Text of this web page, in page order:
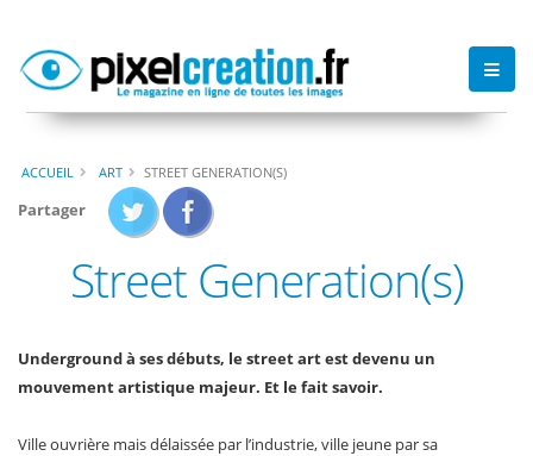
ACCUEIL ART STREET GENERATION(S)
Partager
Street Generation(s)
Underground à ses débuts, le street art est devenu un
mouvement artistique majeur. Et le fait savoir.
Ville ouvrière mais délaissée par l’industrie, ville jeune par sa